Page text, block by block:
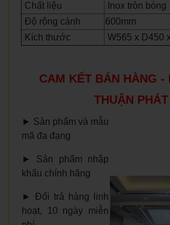
Chất liệu
Inox tròn bóng
Độ rộng cánh
600mm
Kích thước
W565 x D450
CAM KẾT BÁN HÀNG -
THUẬN PHÁT
► Sản phẩm và mẫu
mã đa đạng
► Sản phẩm nhập
khẩu chính hãng
► Đổi trả hàng linh
hoạt, 10 ngày miễn